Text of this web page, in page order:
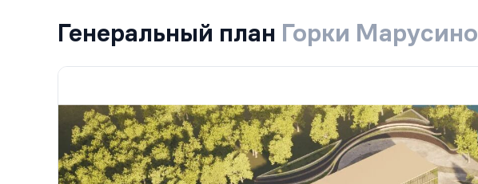
Генеральный план Горки Марусино